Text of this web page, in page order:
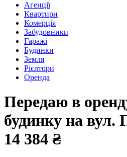
Агенції
Квартири
Комерція
Забудовники
Гаражі
Будинки
Земля
Рієлтори
Оренда
Передаю в
будинку на вул.
14 384 ₴